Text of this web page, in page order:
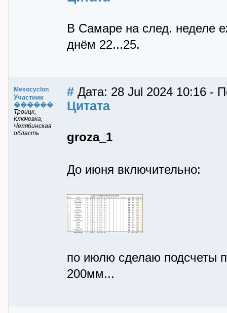
В Самаре на след. неделе
днём 22...25.
Mesocyclon
Участник
������
Троицк,
Ключевка,
Челябинская
область
# Дата: 28 Jul 2024 10:16 -
Цитата
groza_1
До июня включительно:
по июлю сделаю подсчеты
200мм...